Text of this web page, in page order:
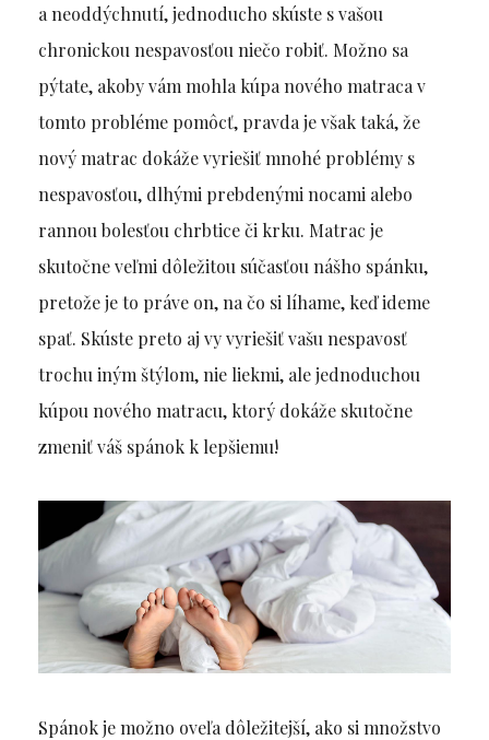
a neoddýchnutí, jednoducho skúste s vašou
chronickou nespavosťou niečo robiť. Možno sa
pýtate, akoby vám mohla kúpa nového matraca v
tomto probléme pomôcť, pravda je však taká, že
nový matrac dokáže vyriešiť mnohé problémy s
nespavosťou, dlhými prebdenými nocami alebo
rannou bolesťou chrbtice či krku. Matrac je
skutočne veľmi dôležitou súčasťou nášho spánku,
pretože je to práve on, na čo si líhame, keď ideme
spať. Skúste preto aj vy vyriešiť vašu nespavosť
trochu iným štýlom, nie liekmi, ale jednoduchou
kúpou nového matracu, ktorý dokáže skutočne
zmeniť váš spánok k lepšiemu!
Spánok je možno oveľa dôležitejší, ako si množstvo